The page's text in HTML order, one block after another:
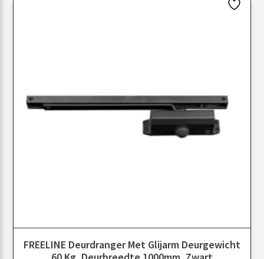
FREELINE Deurdranger Met Glijarm Deurgewicht